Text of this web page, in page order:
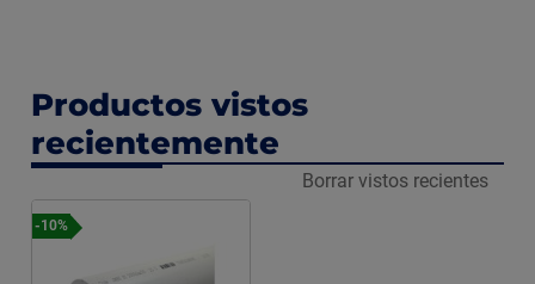
Productos vistos
recientemente
Borrar vistos recientes
-10%